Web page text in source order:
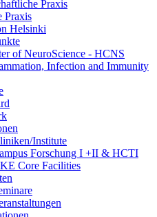
Praxis
Praxis
Helsinki
of NeuroScience - HCNS
Infection and Immunity
Institute
Forschung I +II & HCTI
Core Facilities